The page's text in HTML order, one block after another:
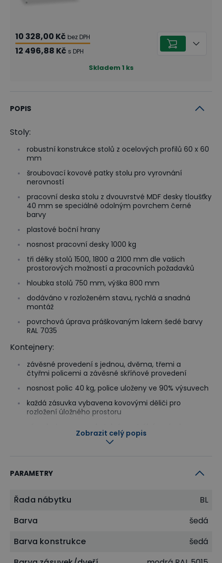
10 328,00 Kč bez DPH
12 496,88 Kč s DPH
Skladem1 ks
POPIS
Stoly:
robustní konstrukce stolů z ocelových profilů 60 x 60
mm
šroubovací kovové patky stolu pro vyrovnání
nerovností
pracovní deska stolu z dvouvrstvé MDF desky tloušťky
40 mm se speciálně odolným povrchem černé
barvy
plastové boční hrany
nosnost pracovní desky 1000 kg
tři délky stolů 1500, 1800 a 2100 mm dle vašich
prostorových možností a pracovních požadavků
hloubka stolů 750 mm, výška 800 mm
dodáváno v rozloženém stavu, rychlá a snadná
montáž
povrchová úprava práškovaným lakem šedé barvy
RAL 7035
Kontejnery:
závěsné provedení s jednou, dvěma, třemi a
čtyřmi policemi a závěsné skříňové provedení
nosnost polic 40 kg, police uloženy ve 90% výsuvech
každá zásuvka vybavena kovovými děliči pro
rozložení úložného prostoru
dodáváno se dvěma klíči
Zobrazit celý popis
PARAMETRY
Řada nábytku
BL
Barva
šedá
Barva konstrukce
šedá